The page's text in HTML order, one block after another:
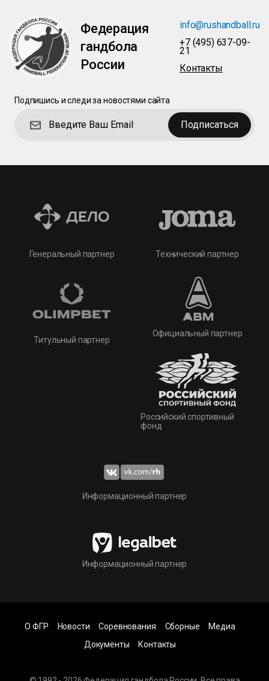
Федерация
гандбола
России
info@rushandball.ru
+7 (495) 637-09-
21
Контакты
Подпишись и следи за новостями сайта
Подписаться
Генеральный партнер
Титульный партнер
Технический партнер
Официальный партнер
Российский спортивный
фонд
Информационный партнер
Информационный партнер
О ФГР Новости Соревнования Сборные
Медиа
Документы
Контакты